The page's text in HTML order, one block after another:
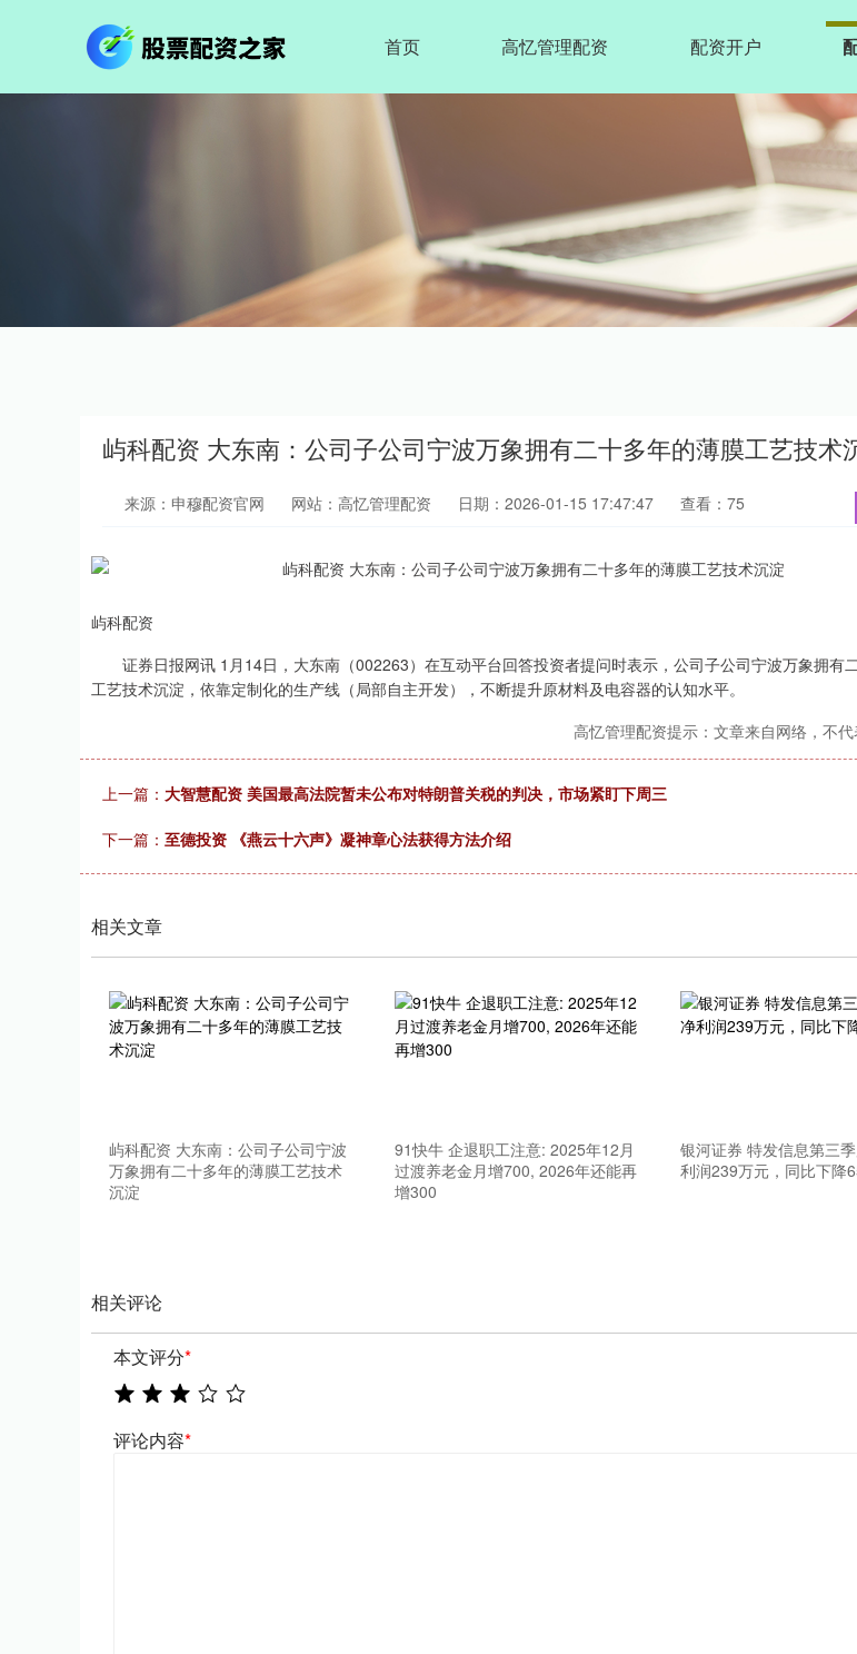
首页 高忆管理配资 配资开户
屿科配资 大东南：公司子公司宁波万象拥有二十多年的薄膜工艺技术
来源：申穆配资官网 网站：高忆管理配资 日期：2026-01-15 17:47:47 查看：75
屿科配资
证券日报网讯 1月14日，大东南（002263）在互动平台回答投资者提问时表示，公司子公司宁波万象拥有
工艺技术沉淀，依靠定制化的生产线（局部自主开发），不断提升原材料及电容器的认知水平。
高忆管理配资提示：文章来自网络，不代
上一篇： 大智慧配资 美国最高法院暂未公布对特朗普关税的判决，市场紧盯下周三
下一篇： 至德投资 《燕云十六声》凝神章心法获得方法介绍
相关文章
屿科配资 大东南：公司子公司宁波
万象拥有二十多年的薄膜工艺技术
沉淀
91快牛 企退职工注意: 2025年12月
过渡养老金月增700, 2026年还能再
增300
银河证券 特发信息第三
利润239万元，同比下降
相关评论
本文评分*
评论内容*
深证成指 14110.12 -34.08 -0.24% 沪深300 4651.31 -6.85